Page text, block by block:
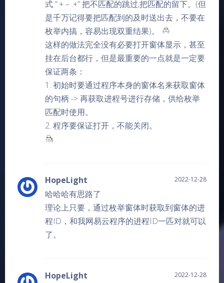
式 “.+ – .+” 把不匹配的跳过,把匹配的留下。(但
是千万记得要把匹配到的及时送出去，不要在
枚举内搞，容易出现双重结果)。
这样的做法完全没有必要打开窗体显示，甚至
挂在后台都行，但是最重要的一点就是一定要
保证两条：
1. 初始时要通过程序本身的窗体名来获取窗体
的句柄 -> 再获取进程号进行存储，供给枚举
匹配时使用。
2. 程序要保证打开，不能关闭。
HopeLight 2022-12-28
哈哈哈有思路了
理论上只要，通过枚举窗体时获取到窗体的进
程ID，和我网易云程序的进程ID一匹对就可以
了。
HopeLight 2022-12-28